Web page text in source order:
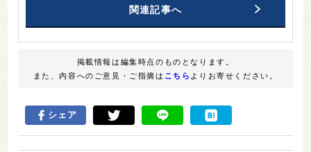
関連記事へ
掲載情報は編集時点のものとなります。
また、内容へのご意見・ご指摘は こちら よりお寄せください。
シェア